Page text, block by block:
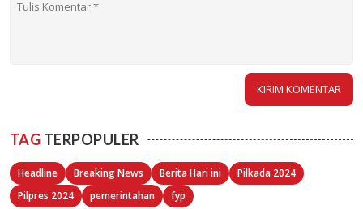
TAG TERPOPULER
Headline Breaking News Berita Hari ini
Pilkada 2024
Pilpres 2024
pemerintahan fyp